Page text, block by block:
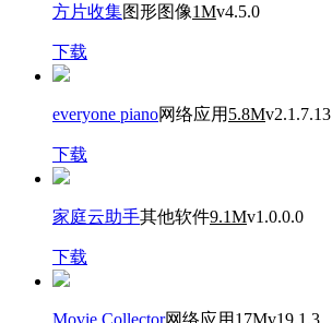
方片收集图形图像1Mv4.5.0
下载
everyone piano网络应用 5.8Mv2.1.7.13
下载
家庭云助手其他软件9.1Mv1.0.0.0
下载
Movie Collector网络应用 17Mv19.1.3